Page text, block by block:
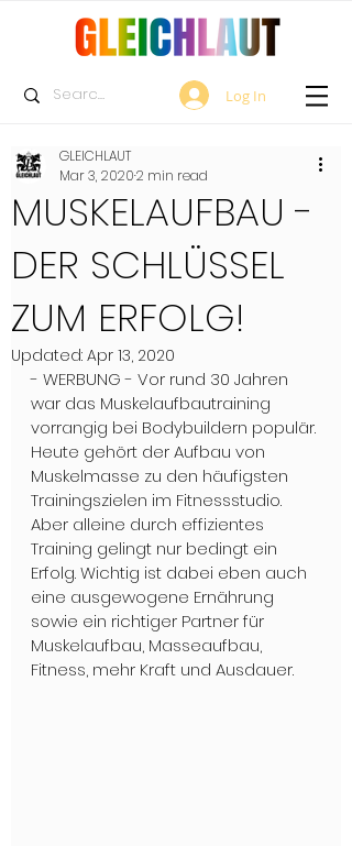
Log In
MUSKELAUFBAU -
DER SCHLÜSSEL
ZUM ERFOLG!
GLEICHLAUT
Mar 3, 20202 min read
Updated: Apr 13, 2020
- WERBUNG - Vor rund 30 Jahren
war das Muskelaufbautraining
vorrangig bei Bodybuildern populär.
Heute gehört der Aufbau von
Muskelmasse zu den häufigsten
Trainingszielen im Fitnessstudio.
Aber alleine durch effizientes
Training gelingt nur bedingt ein
Erfolg. Wichtig ist dabei eben auch
eine ausgewogene Ernährung
sowie ein richtiger Partner für
Muskelaufbau, Masseaufbau,
Fitness, mehr Kraft und Ausdauer.